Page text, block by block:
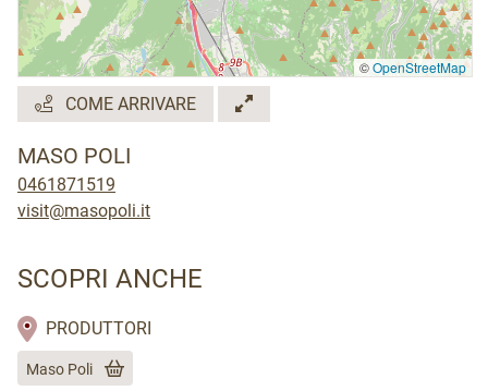
©OpenStreetMap
COME ARRIVARE
MASO POLI
0461871519
visit@masopoli.it
SCOPRI ANCHE
PRODUTTORI
Maso Poli